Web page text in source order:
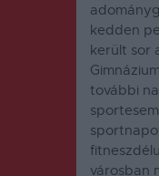
kedden
került sor
további
városban